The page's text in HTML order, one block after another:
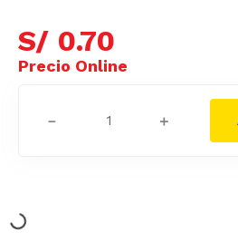
S/ 0.70
＋
－